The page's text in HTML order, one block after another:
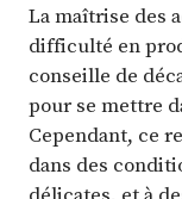
La maîtrise des
difficulté en
conseille de
pour se mettre
Cependant, ce
dans des